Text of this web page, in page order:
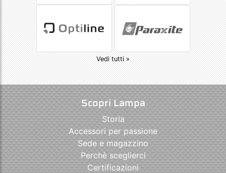
Vedi tutti »
Scopri Lampa
Storia
Accessori per passione
Sede e magazzino
Perchè sceglierci
Certificazioni